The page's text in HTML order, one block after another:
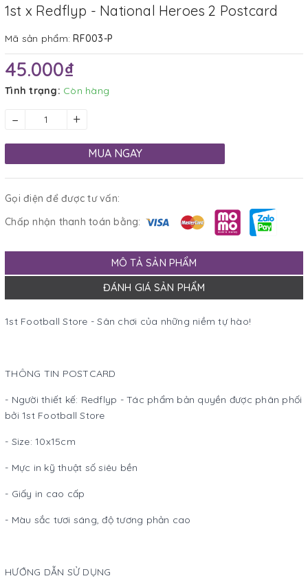
1st x Redflyp - National Heroes 2 Postcard
Mã sản phẩm:RF003-P
45.000₫
Tình trạng: Còn hàng
– +
MUA NGAY
Gọi điện để được tư vấn:
Chấp nhận thanh toán bằng:
MÔ TẢ SẢN PHẨM
ĐÁNH GIÁ SẢN PHẨM
1st Football Store - Sân chơi của những niềm tự hào!
THÔNG TIN POSTCARD
- Người thiết kế: Redflyp - Tác phẩm bản quyền được phân phối
bởi 1st Football Store
- Size: 10x15cm
- Mực in kỹ thuật số siêu bền
- Giấy in cao cấp
- Màu sắc tươi sáng, độ tương phản cao
HƯỚNG DẪN SỬ DỤNG